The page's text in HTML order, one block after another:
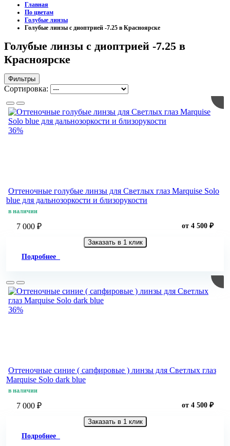
Главная
По цветам
Голубые линзы
Голубые линзы с диоптрией -7.25 в Красноярске
Голубые линзы с диоптрией -7.25 в
Красноярске
Фильтры
Сортировка:
36%
Оттеночные голубые линзы для Светлых глаз Marquise Solo
blue для дальнозоркости и близорукости
в наличии
7 000 ₽ от 4 500 ₽
Заказать в 1 клик
Подробнее
36%
Оттеночные синие ( сапфировые ) линзы для Светлых глаз
Marquise Solo dark blue
в наличии
7 000 ₽ от 4 500 ₽
Заказать в 1 клик
Подробнее